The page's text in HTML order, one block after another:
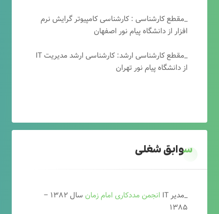
_مقطع کارشناسی : کارشناسی کامپیوتر گرایش نرم
افزار از دانشگاه پیام نور اصفهان
_مقطع کارشناسی ارشد: کارشناسی ارشد مدیریت IT
از دانشگاه پیام نور تهران
سوابق شغلی
_مدیر IT انجمن مددکاری امام زمان
سال ۱۳۸۲ –
۱۳۸۵